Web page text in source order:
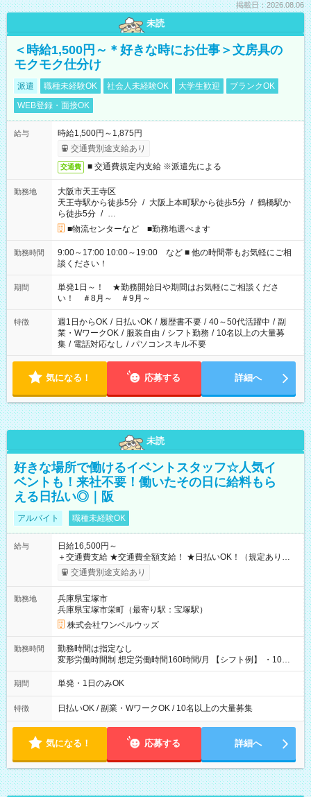
掲載日：2026.08.06
未読
＜時給1,500円～＊好きな時にお仕事＞文房具の
モクモク仕分け
派遣 職種未経験OK 社会人未経験OK 大学生歓迎
ブランクOK
WEB登録・面接OK
給与
時給1,500円～1,875円
交通費別途支給あり
交通費 ■ 交通費規定内支給 ※派遣先による
勤務地
大阪市天王寺区
天王寺駅から徒歩5分 / 大阪上本町駅から徒歩5分 / 鶴橋駅か
ら徒歩5分 / …
■物流センターなど ■勤務地選べます
勤務時間
9:00～17:00 10:00～19:00 など ■ 他の時間帯もお気軽にご相
談ください！
期間
単発1日～！ ★勤務開始日や期間はお気軽にご相談くださ
い！ ＃8月～ ＃9月～
特徴 週1日からOK / 日払いOK / 履歴書不要 / 40～50代活躍中 / 副
業・WワークOK / 服装自由 / シフト勤務 / 10名以上の大量募
集 / 電話対応なし / パソコンスキル不要
気になる！ 応募する 詳細へ
未読
好きな場所で働けるイベントスタッフ☆人気イ
ベントも！来社不要！働いたその日に給料もら
える日払い◎｜阪
アルバイト 職種未経験OK
給与
日給16,500円～
＋交通費支給 ★交通費全額支給！ ★日払いOK！（規定あり） ┗
働いたその日に現金GET♪ お仕事後はコンビニATMから 日払
交通費別途支給あり
勤務地
兵庫県宝塚市
兵庫県宝塚市栄町（最寄り駅：宝塚駅）
株式会社ワンベルウッズ
勤務時間
勤務時間は指定なし
変形労働時間制 想定労働時間160時間/月 【シフト例】 ・10：
00～20：00
期間 単発・1日のみOK
特徴 日払いOK / 副業・WワークOK / 10名以上の大量募集
気になる！ 応募する 詳細へ